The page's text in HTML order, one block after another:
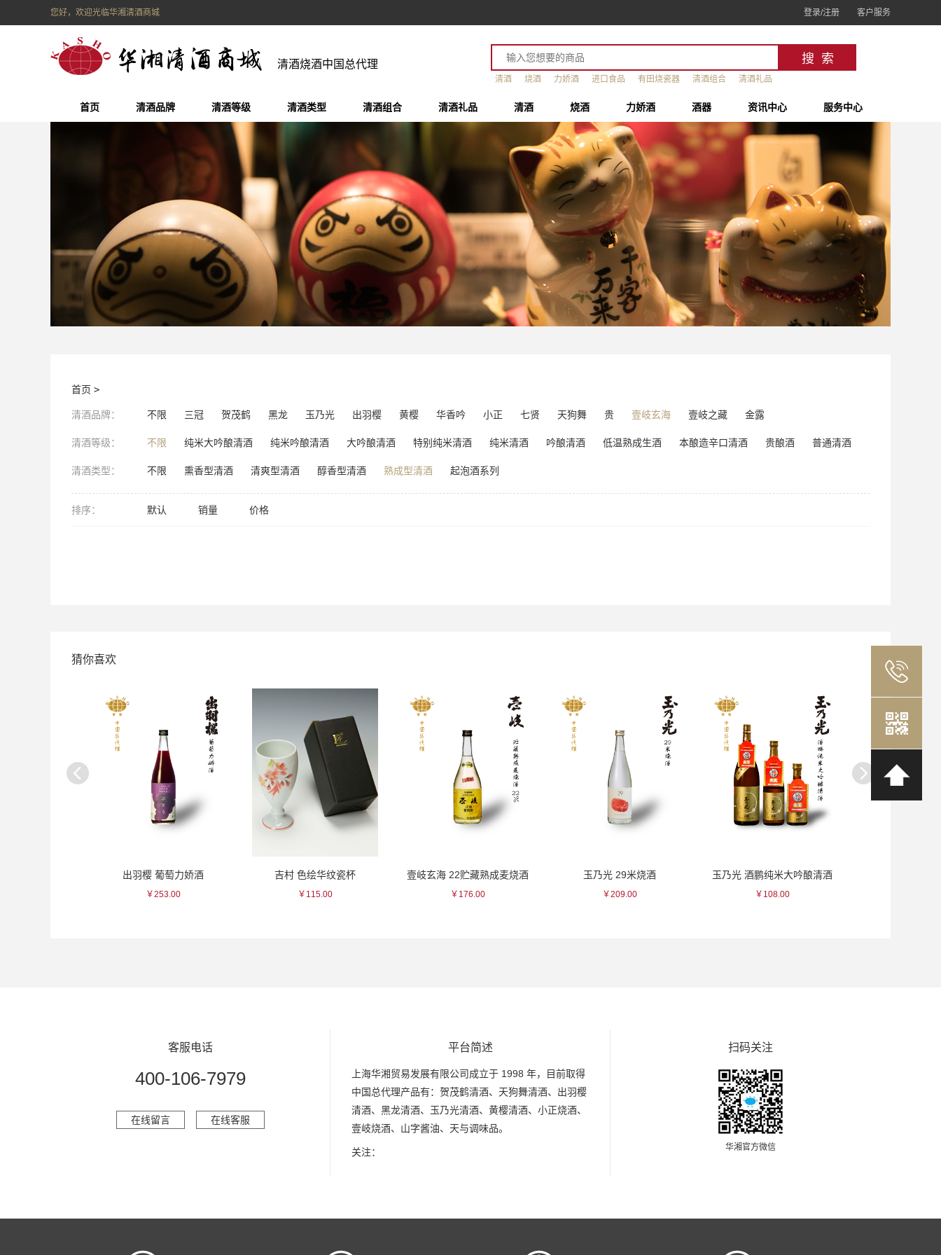
您好，欢迎光临华湘清酒商城 登录/注册 客户服务
清酒烧酒中国总代理
清酒 烧酒 力娇酒 进口食品 有田烧瓷器 清酒组合 清酒礼品
首页 清酒品牌 清酒等级 清酒类型 清酒组合 清酒礼品 清酒 烧酒 力娇酒 酒器 资讯中心 服务中心
首页 >
清酒品牌： 不限 三冠 贺茂鹤 黑龙 玉乃光 出羽樱 黄樱 华香吟 小正 七贤 天狗舞 贵 壹岐玄海 壹岐之藏 金露
清酒等级： 不限 纯米大吟酿清酒 纯米吟酿清酒 大吟酿清酒 特别纯米清酒 纯米清酒 吟酿清酒 低温熟成生酒 本酿造辛口清酒 贵酿酒 普通清酒
清酒类型： 不限 熏香型清酒 清爽型清酒 醇香型清酒 熟成型清酒 起泡酒系列
排序： 默认 销量 价格
猜你喜欢
出羽樱 葡萄力娇酒
￥253.00
吉村 色绘华纹瓷杯
￥115.00
壹岐玄海 22贮藏熟成麦烧酒
￥176.00
玉乃光 29米烧酒
￥209.00
玉乃光 酒鹏纯米大吟酿清酒
￥108.00
客服电话
400-106-7979
在线留言 在线客服
平台简述
上海华湘贸易发展有限公司成立于 1998 年，目前取得
中国总代理产品有：贺茂鹤清酒、天狗舞清酒、出羽樱
清酒、黑龙清酒、玉乃光清酒、黄樱清酒、小正烧酒、
壹岐烧酒、山字酱油、天与调味品。
关注：
扫码关注
华湘官方微信